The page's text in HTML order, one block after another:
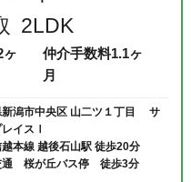
2LDK
ヶ
仲介手数料1.1ヶ
月
新潟市中央区 山二ツ１丁目 サ
イスⅠ
越本線 越後石山駅 徒歩20分
通 桜が丘バス停 徒歩3分